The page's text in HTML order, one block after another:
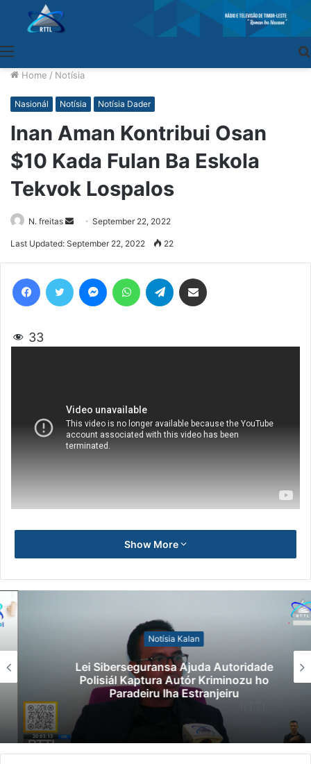
Home / Notísia
Nasionál Notísia Notísia Dader
Inan Aman Kontribui Osan
$10 Kada Fulan Ba Eskola
Tekvok Lospalos
N. freitas
SendSeptember 22, 2022
Last Updated: September 22, 2022 22
33
Show More
Notísia Kalan
Lei Siberseguransa Ajuda Autoridade
Polisiál Kaptura Autór Kriminozu ho
Paradeiru Iha Estranjeiru